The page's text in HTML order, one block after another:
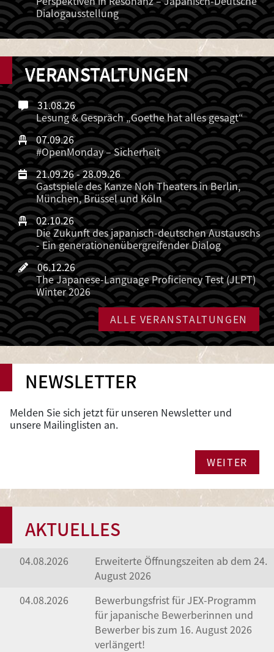
AKTUELLES
04.08.2026
Erweiterte Öffnungszeiten ab dem 24.
August 2026
04.08.2026
Bewerbungsfrist für JEX-Programm
für japanische Bewerberinnen und
Bewerber bis zum 16. August 2026
verlängert!
Dialogausstellung
VERANSTALTUNGEN
31.08.26
Lesung & Gespräch „Goethe hat alles gesagt“
07.09.26
#OpenMonday – Sicherheit
21.09.26-28.09.26
Gastspiele des Kanze Noh Theaters in Berlin,
München, Brüssel und Köln
02.10.26
Die Zukunft des japanisch-deutschen Austauschs
- Ein generationenübergreifender Dialog
06.12.26
The Japanese-Language Proficiency Test (JLPT)
Winter 2026
ALLE VERANSTALTUNGEN
NEWSLETTER
Melden Sie sich jetzt für unseren Newsletter und
unsere Mailinglisten an.
WEITER